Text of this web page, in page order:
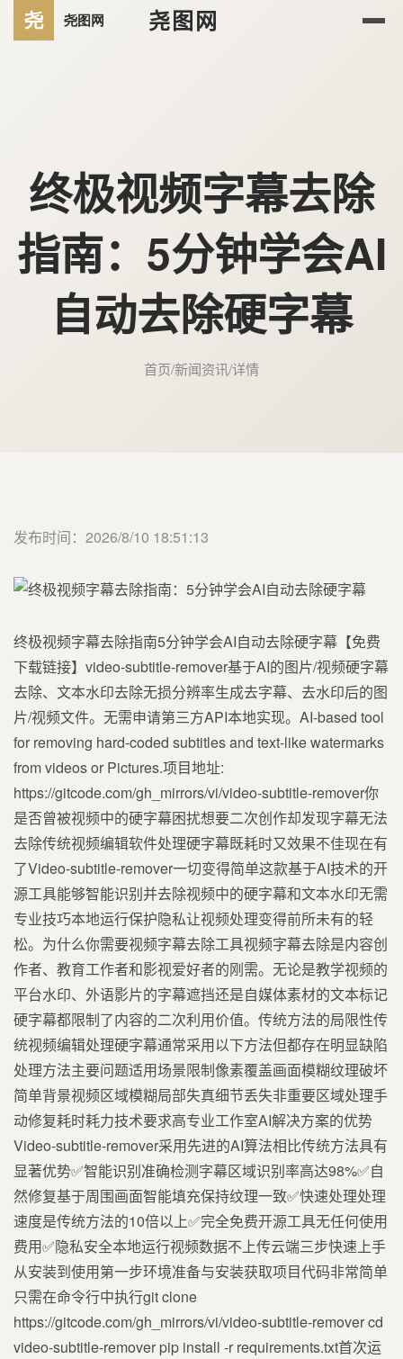
尧图网
终极视频字幕去除
指南：5分钟学会AI
自动去除硬字幕
首页/新闻资讯/详情
发布时间：2026/8/10 18:51:13
终极视频字幕去除指南5分钟学会AI自动去除硬字幕【免费
下载链接】video-subtitle-remover基于AI的图片/视频硬字幕
去除、文本水印去除无损分辨率生成去字幕、去水印后的图
片/视频文件。无需申请第三方API本地实现。AI-based tool
for removing hard-coded subtitles and text-like watermarks
from videos or Pictures.项目地址:
https://gitcode.com/gh_mirrors/vi/video-subtitle-remover你
是否曾被视频中的硬字幕困扰想要二次创作却发现字幕无法
去除传统视频编辑软件处理硬字幕既耗时又效果不佳现在有
了Video-subtitle-remover一切变得简单这款基于AI技术的开
源工具能够智能识别并去除视频中的硬字幕和文本水印无需
专业技巧本地运行保护隐私让视频处理变得前所未有的轻
松。为什么你需要视频字幕去除工具视频字幕去除是内容创
作者、教育工作者和影视爱好者的刚需。无论是教学视频的
平台水印、外语影片的字幕遮挡还是自媒体素材的文本标记
硬字幕都限制了内容的二次利用价值。传统方法的局限性传
统视频编辑处理硬字幕通常采用以下方法但都存在明显缺陷
处理方法主要问题适用场景限制像素覆盖画面模糊纹理破坏
简单背景视频区域模糊局部失真细节丢失非重要区域处理手
动修复耗时耗力技术要求高专业工作室AI解决方案的优势
Video-subtitle-remover采用先进的AI算法相比传统方法具有
显著优势✅智能识别准确检测字幕区域识别率高达98%✅自
然修复基于周围画面智能填充保持纹理一致✅快速处理处理
速度是传统方法的10倍以上✅完全免费开源工具无任何使用
费用✅隐私安全本地运行视频数据不上传云端三步快速上手
从安装到使用第一步环境准备与安装获取项目代码非常简单
只需在命令行中执行git clone
https://gitcode.com/gh_mirrors/vi/video-subtitle-remover cd
video-subtitle-remover pip install -r requirements.txt首次运